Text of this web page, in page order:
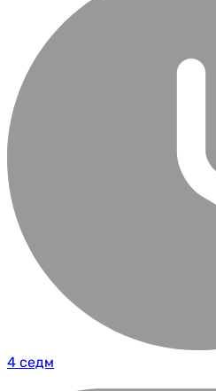
4 седм